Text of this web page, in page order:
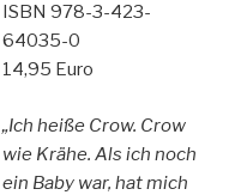
ISBN 978-3-423-
64035-0
14,95 Euro
„Ich heiße Crow. Crow
wie Krähe. Als ich noch
ein Baby war, hat mich